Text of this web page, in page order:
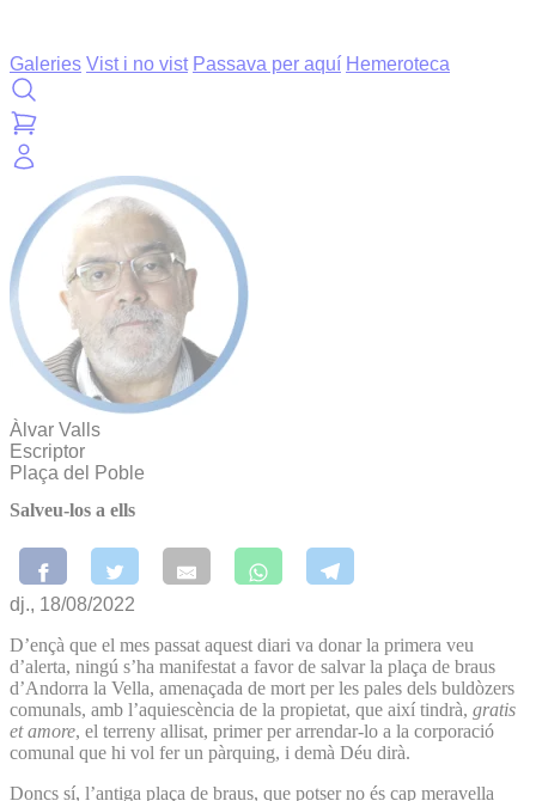
Galeries Vist i no vist Passava per aquí Hemeroteca
Àlvar Valls
Escriptor
Plaça del Poble
Salveu-los a ells
dj., 18/08/2022
D’ençà que el mes passat aquest diari va donar la primera veu
d’alerta, ningú s’ha manifestat a favor de salvar la plaça de braus
d’Andorra la Vella, amenaçada de mort per les pales dels buldòzers
comunals, amb l’aquiescència de la propietat, que així tindrà, gratis
et amore, el terreny allisat, primer per arrendar-lo a la corporació
comunal que hi vol fer un pàrquing, i demà Déu dirà.
Doncs sí, l’antiga plaça de braus, que potser no és cap meravella